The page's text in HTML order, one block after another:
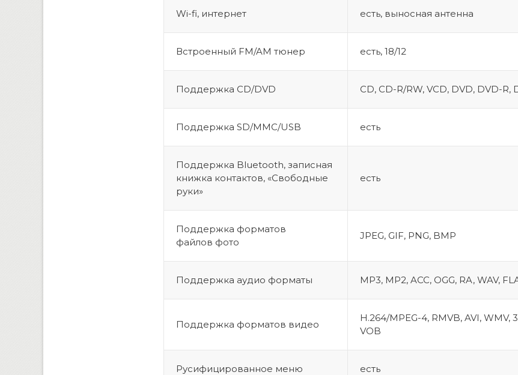
Wi-fi, интернет есть, выносная антенна
Встроенный FM/AM тюнер есть, 18/12
Поддержка CD/DVD CD, CD-R/RW, VCD, DVD, DVD-R,
Поддержка SD/MMC/USB есть
Поддержка Bluetooth, записная
книжка контактов, «Свободные
руки»
есть
Поддержка форматов
файлов фото
JPEG, GIF, PNG, BMP
Поддержка аудио форматы MP3, MP2, ACC, OGG, RA, WAV,
Поддержка форматов видео
H.264/MPEG-4, RMVB, AVI, WMV,
VOB
Русифицированное меню есть